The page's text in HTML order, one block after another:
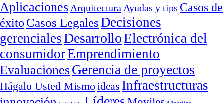
Aplicaciones Arquitectura Ayudas y tips Casos de
éxito Casos LegalesDecisiones
gerencialesDesarrolloElectrónica del
consumidorEmprendimiento
EvaluacionesGerencia de proyectos
Hágalo Usted Mismoideas Infraestructuras